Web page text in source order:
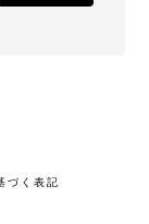
づく表記